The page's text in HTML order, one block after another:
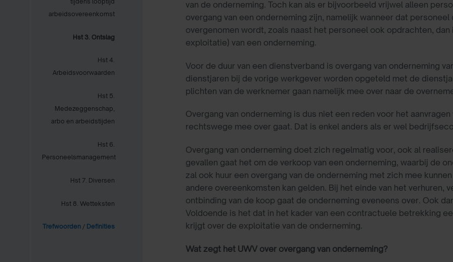
arbeidsovereenkomst
Hst 3. Ontslag
Hst 4.
Arbeidsvoorwaarden
Hst 5.
Medezeggenschap,
arbo en arbeidstijden
Hst 6.
Personeelsmanagement
Hst 7. Diversen
Hst 8. Wetteksten
Trefwoorden / Definities
van de onderneming. Toch kan als er bijvoorbeeld vrijwel alleen
overgang van een onderneming zijn, namelijk wanneer dat
overgenomen wordt, zoals naast het personeel ook opdrachten, dan
exploitatie) van een onderneming.
Voor de duur van een dienstverband is overgang van onderneming
dienstjaren bij de vorige werkgever worden opgeteld met de
plichten van de werknemer gaan namelijk mee over naar de
Overgang van onderneming is dus niet een reden voor het
rechtswege mee over gaat. Dat is enkel anders als er wel
Overgang van onderneming doet zich regelmatig voor, ook al
gevallen gaat het om de verkoop van een onderneming, waarbij de
zal ook huur een overgang van de onderneming met zich mee
andere overeenkomsten kan gelden. Bij het einde van het verhuren,
ontbinding van de koop gaat de onderneming eveneens over. Ook
Voldoende is het dat in het kader van een contractuele betrekking
krijgt over de exploitatie van de onderneming.
Wat zegt het UWV over overgang van onderneming?